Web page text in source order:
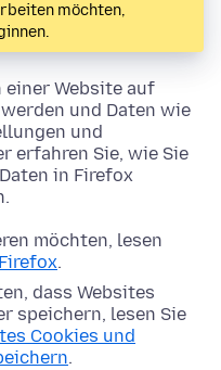
möchten,
einer Website auf
und Daten wie
und
erfahren Sie, wie Sie
in Firefox
möchten, lesen
.
dass Websites
speichern, lesen Sie
Cookies und
.